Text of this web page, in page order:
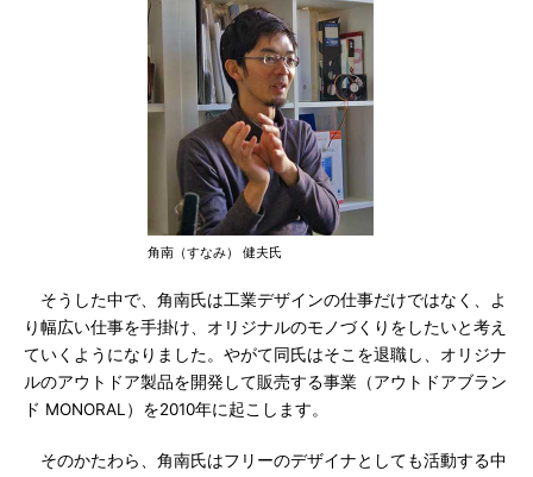
角南（すなみ） 健夫氏
そうした中で、角南氏は工業デザインの仕事だけではなく、よ
り幅広い仕事を手掛け、オリジナルのモノづくりをしたいと考え
ていくようになりました。やがて同氏はそこを退職し、オリジナ
ルのアウトドア製品を開発して販売する事業（アウトドアブラン
ド MONORAL）を2010年に起こします。
そのかたわら、角南氏はフリーのデザイナとしても活動する中